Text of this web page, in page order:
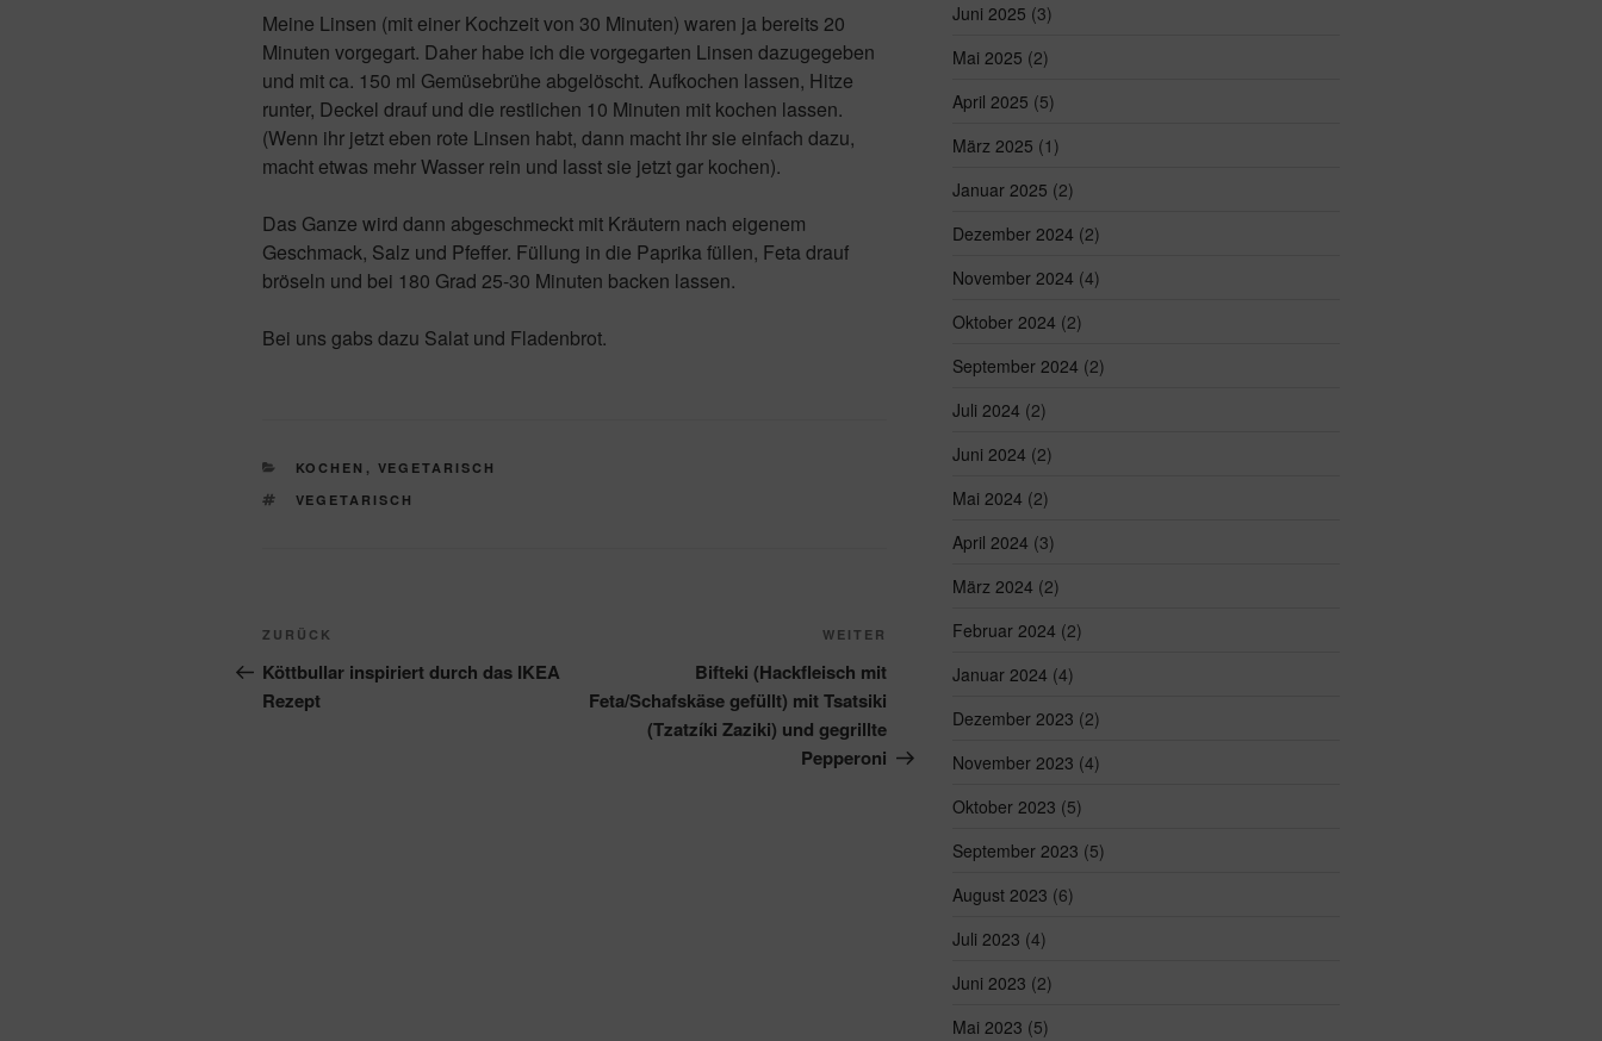
Meine Linsen (mit einer Kochzeit von 30 Minuten) waren ja bereits 20
Minuten vorgegart. Daher habe ich die vorgegarten Linsen dazugegeben
und mit ca. 150 ml Gemüsebrühe abgelöscht. Aufkochen lassen, Hitze
runter, Deckel drauf und die restlichen 10 Minuten mit kochen lassen.
(Wenn ihr jetzt eben rote Linsen habt, dann macht ihr sie einfach dazu,
macht etwas mehr Wasser rein und lasst sie jetzt gar kochen).
Das Ganze wird dann abgeschmeckt mit Kräutern nach eigenem
Geschmack, Salz und Pfeffer. Füllung in die Paprika füllen, Feta drauf
bröseln und bei 180 Grad 25-30 Minuten backen lassen.
Bei uns gabs dazu Salat und Fladenbrot.
KATEGORIEN
KOCHEN , VEGETARISCH
SCHLAGWÖRTER
VEGETARISCH
Beitragsnavigation
Vorheriger
Beitrag
ZURÜCK
Köttbullar inspiriert durch das IKEA
Rezept
Nächster
Beitrag
WEITER
Bifteki (Hackfleisch mit
Feta/Schafskäse gefüllt) mit Tsatsiki
(Tzatzíki Zaziki) und gegrillte
Pepperoni
Juni 2025 (3)
Mai 2025 (2)
April 2025 (5)
März 2025 (1)
Januar 2025 (2)
Dezember 2024 (2)
November 2024 (4)
Oktober 2024 (2)
September 2024 (2)
Juli 2024 (2)
Juni 2024 (2)
Mai 2024 (2)
April 2024 (3)
März 2024 (2)
Februar 2024 (2)
Januar 2024 (4)
Dezember 2023 (2)
November 2023 (4)
Oktober 2023 (5)
September 2023 (5)
August 2023 (6)
Juli 2023 (4)
Juni 2023 (2)
Mai 2023 (5)